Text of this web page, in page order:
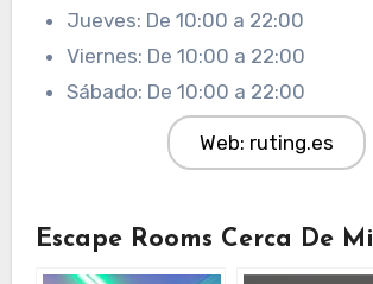
Jueves: De 10:00 a 22:00
Viernes: De 10:00 a 22:00
Sábado: De 10:00 a 22:00
Web: ruting.es
Escape Rooms Cerca De Mi